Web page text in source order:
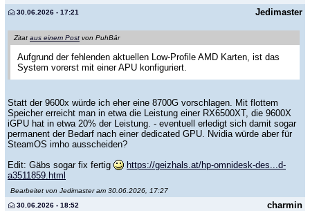
Jedimaster
30.06.2026 - 17:21
Zitat aus einem Post von PuhBär
Aufgrund der fehlenden aktuellen Low-Profile AMD Karten, ist das
System vorerst mit einer APU konfiguriert.
Statt der 9600x würde ich eher eine 8700G vorschlagen. Mit flottem
Speicher erreicht man in etwa die Leistung einer RX6500XT, die 9600X
iGPU hat in etwa 20% der Leistung. - eventuell erledigt sich damit sogar
permanent der Bedarf nach einer dedicated GPU. Nvidia würde aber für
SteamOS imho ausscheiden?
Edit: Gäbs sogar fix fertig
https://geizhals.at/hp-omnidesk-des...d-
a3511859.html
Bearbeitet von Jedimaster am 30.06.2026, 17:27
charmin
30.06.2026 - 18:52